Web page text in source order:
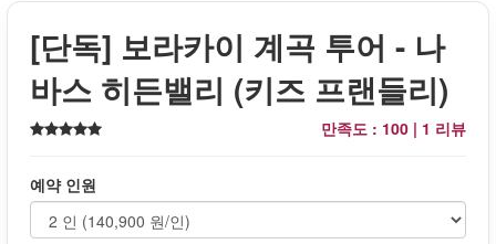
[단독] 보라카이 계곡 투어 - 나
바스 히든밸리 (키즈 프랜들리)
만족도 : 100 | 1 리뷰
예약 인원